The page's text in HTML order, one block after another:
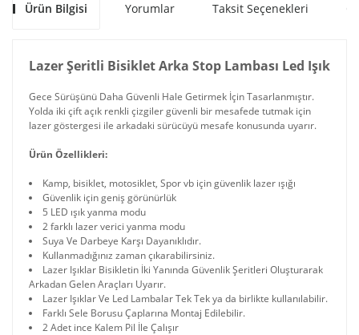
Ürün Bilgisi Yorumlar Taksit Seçenekleri
Lazer Şeritli Bisiklet Arka Stop Lambası Led Işık
Gece Sürüşünü Daha Güvenli Hale Getirmek İçin Tasarlanmıştır.
Yolda iki çift açık renkli çizgiler güvenli bir mesafede tutmak için
lazer göstergesi ile arkadaki sürücüyü mesafe konusunda uyarır.
Ürün Özellikleri:
Kamp, bisiklet, motosiklet, Spor vb için güvenlik lazer ışığı
Güvenlik için geniş görünürlük
5 LED ışık yanma modu
2 farklı lazer verici yanma modu
Suya Ve Darbeye Karşı Dayanıklıdır.
Kullanmadığınız zaman çıkarabilirsiniz.
Lazer Işıklar Bisikletin İki Yanında Güvenlik Şeritleri Oluşturarak
Arkadan Gelen Araçları Uyarır.
Lazer Işıklar Ve Led Lambalar Tek Tek ya da birlikte kullanılabilir.
Farklı Sele Borusu Çaplarına Montaj Edilebilir.
2 Adet ince Kalem Pil İle Çalışır